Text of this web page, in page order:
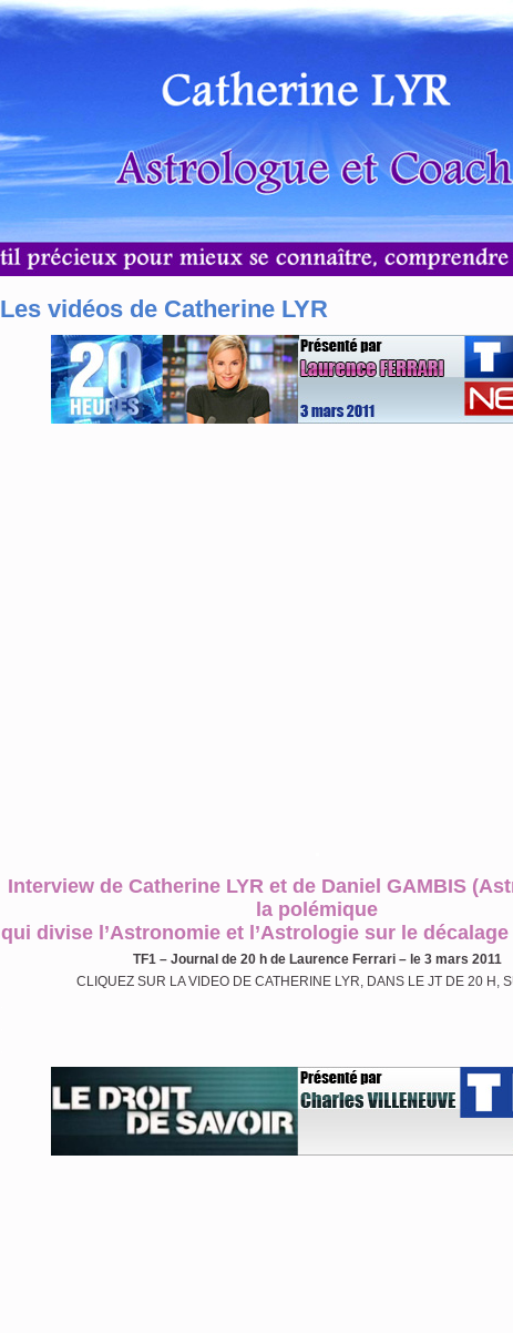
Les vidéos de Catherine LYR
Interview de Catherine LYR et de Daniel GAMBIS
la polémique
qui divise l’Astronomie et l’Astrologie sur le
TF1 – Journal de 20 h de Laurence Ferrari – le 3 mars 2011
CLIQUEZ SUR LA VIDEO DE CATHERINE LYR, DANS LE JT DE 20 H,